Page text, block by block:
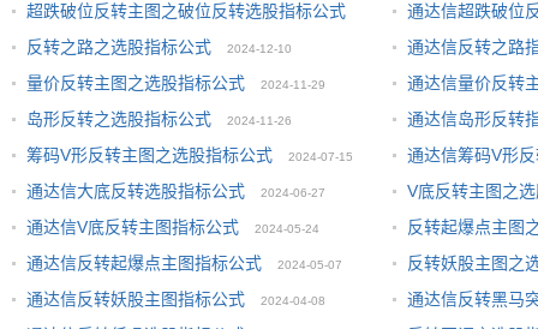
2025-01-09
超跌破位反转主图之破位反转选股指标公式
2025-01-09
通达信超跌破位
反转之路之选股指标公式
2024-12-10
通达信反转之路
量价反转主图之选股指标公式
2024-11-29
通达信量价反转
岛形反转之选股指标公式
2024-11-26
通达信岛形反转
筹码V形反转主图之选股指标公式
2024-07-15
通达信筹码V形
通达信大底反转选股指标公式
2024-06-27
V底反转主图之
通达信V底反转主图指标公式
2024-05-24
反转起爆点主图
通达信反转起爆点主图指标公式
2024-05-07
反转妖股主图之
通达信反转妖股主图指标公式
2024-04-08
通达信反转黑马